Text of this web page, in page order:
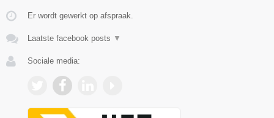
Er wordt gewerkt op afspraak.
Laatste facebook posts ▼
Sociale media: